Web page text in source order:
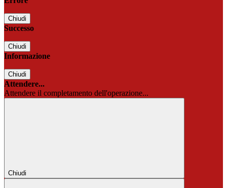
Chiudi
Successo
Chiudi
Informazione
Chiudi
Attendere...
Attendere il completamento dell'operazione...
Chiudi